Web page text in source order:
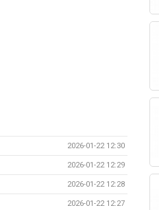
2026-01-22 12:30
2026-01-22 12:29
2026-01-22 12:28
2026-01-22 12:27